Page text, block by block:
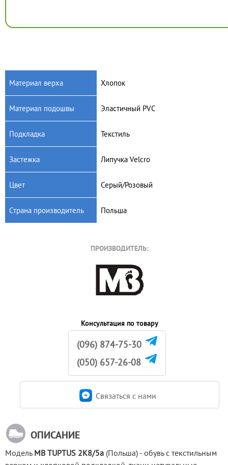
Материал верха Хлопок
Материал подошвы Эластичный PVC
Подкладка Текстиль
Застежка Липучка Velcro
Цвет Серый/Розовый
Страна производитель Польша
ПРОИЗВОДИТЕЛЬ:
Консультация по товару
(096) 874-75-30
(050) 657-26-08
Связаться c нами
ОПИСАНИЕ
Модель MB TUPTUS 2K8/5а (Польша) - обувь с текстильным